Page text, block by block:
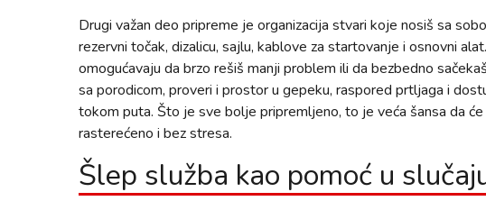
Drugi važan deo pripreme je organizacija stvari koje nosiš sa
rezervni točak, dizalicu, sajlu, kablove za startovanje i osnovni
omogućavaju da brzo rešiš manji problem ili da bezbedno
sa porodicom, proveri i prostor u gepeku, raspored prtljaga i
tokom puta. Što je sve bolje pripremljeno, to je veća šansa da
rasterećeno i bez stresa.
Šlep služba kao pomoć u